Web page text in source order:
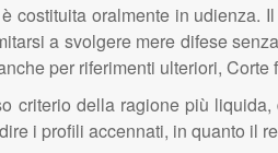
costituita oralmente in
a svolgere mere difese
per riferimenti ulteriori, Corte
criterio della ragione più
i profili accennati, in quanto il